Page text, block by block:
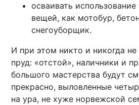
осваивать
вещей, как мотобур,
снегоуборщик.
И при этом никто и никогда
пруд: «отстой», наличники и
большого мастерства будут
прекрасно, выловленные
на ура, не хуже норвежской